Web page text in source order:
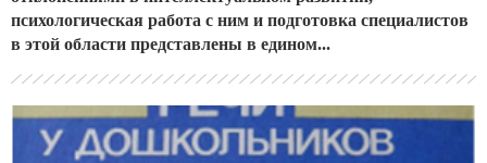
психологическая работа с ним и подготовка специалистов
в этой области представлены в едином...